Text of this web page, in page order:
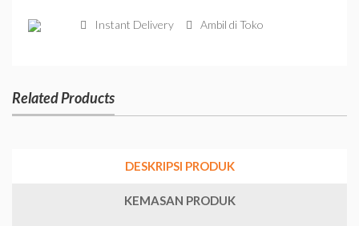
Instant Delivery Ambil di Toko
Related Products
DESKRIPSI PRODUK
KEMASAN PRODUK